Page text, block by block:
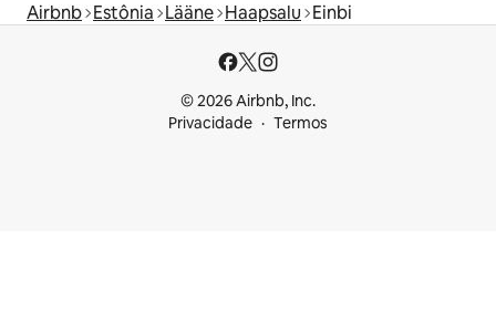
Airbnb Estônia Lääne Haapsalu Einbi
© 2026 Airbnb, Inc.
Privacidade
Termos